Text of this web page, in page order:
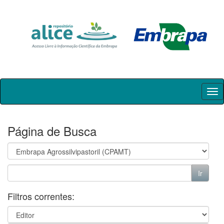
Skip
Página de Busca
Filtros correntes: